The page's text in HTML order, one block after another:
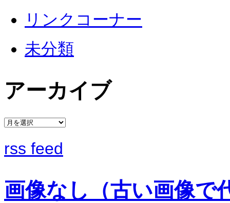
リンクコーナー
未分類
アーカイブ
rss feed
画像なし（古い画像で